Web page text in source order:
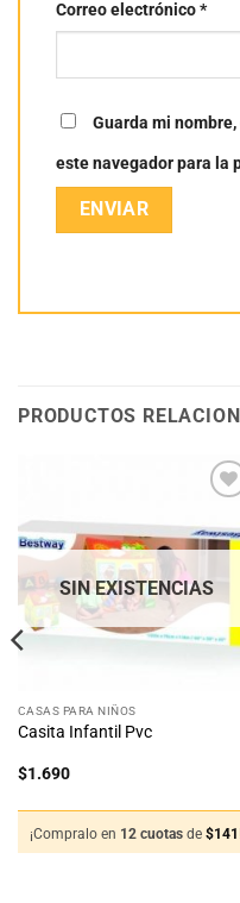
Correo electrónico*
Guarda mi
este navegador para la
PRODUCTOS
a la
lista
deseos
SIN EXISTENCIAS
CASAS PARA NIÑOS
Casita Infantil Pvc
$1.690
¡Compralo en 12 cuotas de $141